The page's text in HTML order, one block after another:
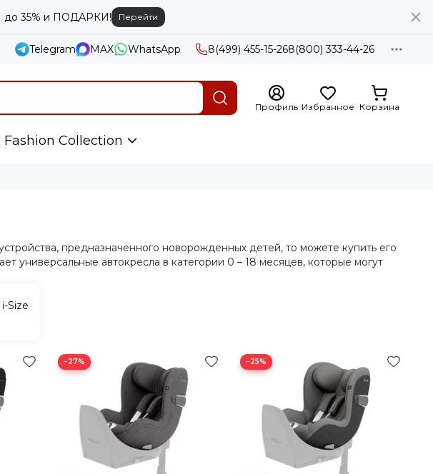
35% и ПОДАРКИ! Перейти
Telegram MAX WhatsApp 8(499) 455-15-268(800) 333-44-26
Профиль Избранное Корзина
Fashion Collection
предназначенного новорожденных детей, то можете купить его
универсальные автокресла в категории 0 – 18 месяцев, которые могут
Size
−27% −25%